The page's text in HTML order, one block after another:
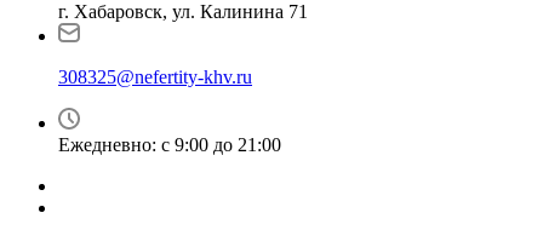
г. Хабаровск, ул. Калинина 71
308325@nefertity-khv.ru
Ежедневно: с 9:00 до 21:00